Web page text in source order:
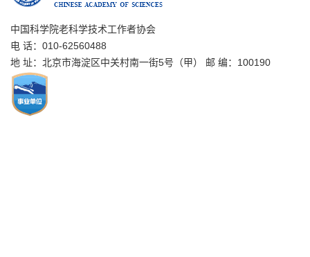
中国科学院老科学技术工作者协会
电 话：010-62560488
地 址：北京市海淀区中关村南一街5号（甲） 邮 编：100190